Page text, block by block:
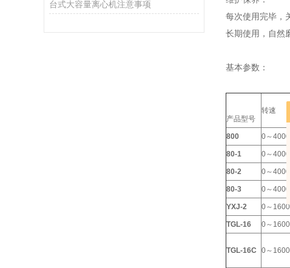
台式大容量离心机注意事项
每次使用完毕，
长期使用，自然
基本参数：
产品型号
转速
800 0～
80-1 0～
80-2 0～
80-3 0～
YXJ-2 0～
TGL-16 0～
TGL-16C 0～